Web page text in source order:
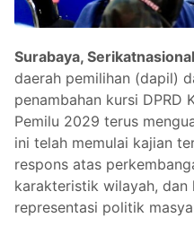
Surabaya,
daerah pemilihan (dapil)
penambahan kursi DPRD
Pemilu 2029 terus
ini telah memulai kajian
respons atas
karakteristik wilayah, dan
representasi politik